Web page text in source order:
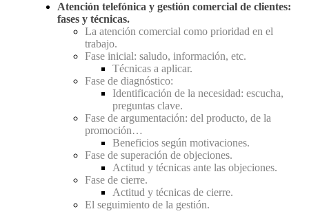
Atención telefónica y gestión comercial de clientes:
fases y técnicas.
La atención comercial como prioridad en el
trabajo.
Fase inicial: saludo, información, etc.
Técnicas a aplicar.
Fase de diagnóstico:
Identificación de la necesidad: escucha,
preguntas clave.
Fase de argumentación: del producto, de la
promoción…
Beneficios según motivaciones.
Fase de superación de objeciones.
Actitud y técnicas ante las objeciones.
Fase de cierre.
Actitud y técnicas de cierre.
El seguimiento de la gestión.